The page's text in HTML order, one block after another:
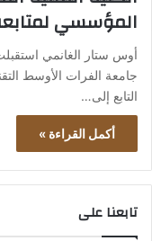
المؤسسي
أوس ستار الغانمي
جامعة الفرات الأوسط
التابع إلى…
أكمل القراءة »
تابعنا على